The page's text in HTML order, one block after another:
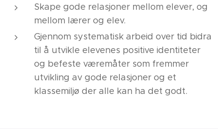
Skape gode relasjoner mellom elever, og
mellom lærer og elev.
Gjennom systematisk arbeid over tid bidra
til å utvikle elevenes positive identiteter
og befeste væremåter som fremmer
utvikling av gode relasjoner og et
klassemiljø der alle kan ha det godt.